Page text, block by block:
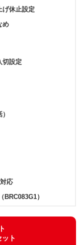
げ休止設定
め
切設定
応
）
ト